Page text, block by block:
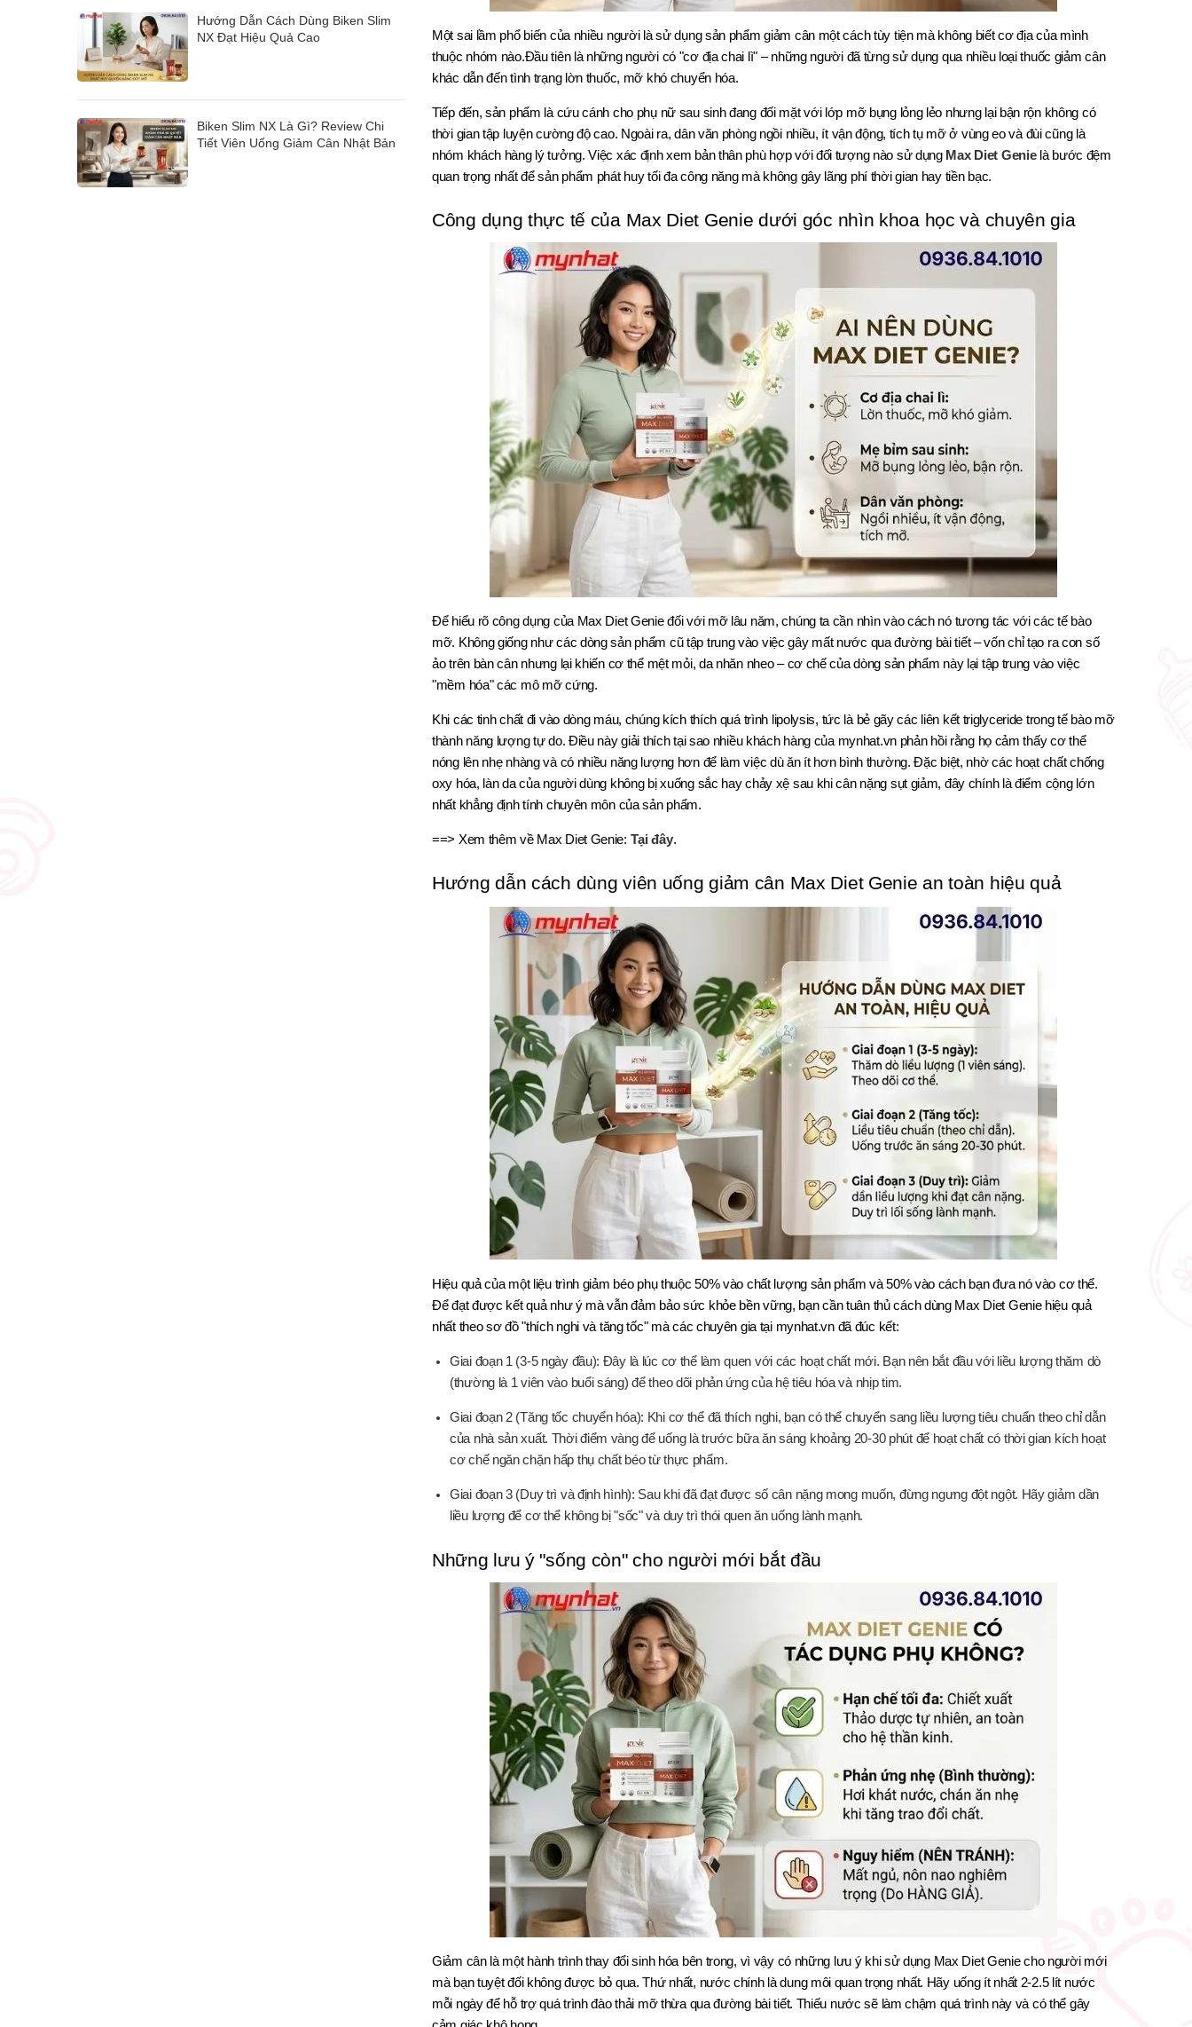
Một sai lầm phổ biến của nhiều người là sử dụng sản phẩm giảm cân một cách tùy tiện mà không biết cơ địa của mình
thuộc nhóm nào.Đầu tiên là những người có "cơ địa chai lì" – những người đã từng sử dụng qua nhiều loại thuốc giảm cân
khác dẫn đến tình trạng lờn thuốc, mỡ khó chuyển hóa.
Tiếp đến, sản phẩm là cứu cánh cho phụ nữ sau sinh đang đối mặt với lớp mỡ bụng lỏng lẻo nhưng lại bận rộn không có
thời gian tập luyện cường độ cao. Ngoài ra, dân văn phòng ngồi nhiều, ít vận động, tích tụ mỡ ở vùng eo và đùi cũng là
nhóm khách hàng lý tưởng. Việc xác định xem bản thân phù hợp với đối tượng nào sử dụng Max Diet Genielà bước đệm
quan trọng nhất để sản phẩm phát huy tối đa công năng mà không gây lãng phí thời gian hay tiền bạc.
Công dụng thực tế của Max Diet Genie dưới góc nhìn khoa học và chuyên gia
Để hiểu rõ công dụng của Max Diet Genie đối với mỡ lâu năm, chúng ta cần nhìn vào cách nó tương tác với các tế bào
mỡ. Không giống như các dòng sản phẩm cũ tập trung vào việc gây mất nước qua đường bài tiết – vốn chỉ tạo ra con số
ảo trên bàn cân nhưng lại khiến cơ thể mệt mỏi, da nhăn nheo – cơ chế của dòng sản phẩm này lại tập trung vào việc
"mềm hóa" các mô mỡ cứng.
Khi các tinh chất đi vào dòng máu, chúng kích thích quá trình lipolysis, tức là bẻ gãy các liên kết triglyceride trong tế bào mỡ
thành năng lượng tự do. Điều này giải thích tại sao nhiều khách hàng của mynhat.vn phản hồi rằng họ cảm thấy cơ thể
nóng lên nhẹ nhàng và có nhiều năng lượng hơn để làm việc dù ăn ít hơn bình thường. Đặc biệt, nhờ các hoạt chất chống
oxy hóa, làn da của người dùng không bị xuống sắc hay chảy xệ sau khi cân nặng sụt giảm, đây chính là điểm cộng lớn
nhất khẳng định tính chuyên môn của sản phẩm.
==> Xem thêm về Max Diet Genie: Tại đây.
Hướng dẫn cách dùng viên uống giảm cân Max Diet Genie an toàn hiệu quả
Hiệu quả của một liệu trình giảm béo phụ thuộc 50% vào chất lượng sản phẩm và 50% vào cách bạn đưa nó vào cơ thể.
Để đạt được kết quả như ý mà vẫn đảm bảo sức khỏe bền vững, bạn cần tuân thủ cách dùng Max Diet Genie hiệu quả
nhất theo sơ đồ "thích nghi và tăng tốc" mà các chuyên gia tại mynhat.vn đã đúc kết:
Giai đoạn 1 (3-5 ngày đầu): Đây là lúc cơ thể làm quen với các hoạt chất mới. Bạn nên bắt đầu với liều lượng thăm dò
(thường là 1 viên vào buổi sáng) để theo dõi phản ứng của hệ tiêu hóa và nhịp tim.
Giai đoạn 2 (Tăng tốc chuyển hóa): Khi cơ thể đã thích nghi, bạn có thể chuyển sang liều lượng tiêu chuẩn theo chỉ dẫn
của nhà sản xuất. Thời điểm vàng để uống là trước bữa ăn sáng khoảng 20-30 phút để hoạt chất có thời gian kích hoạt
cơ chế ngăn chặn hấp thụ chất béo từ thực phẩm.
Giai đoạn 3 (Duy trì và định hình): Sau khi đã đạt được số cân nặng mong muốn, đừng ngưng đột ngột. Hãy giảm dần
liều lượng để cơ thể không bị "sốc" và duy trì thói quen ăn uống lành mạnh.
Những lưu ý "sống còn" cho người mới bắt đầu
Giảm cân là một hành trình thay đổi sinh hóa bên trong, vì vậy có những lưu ý khi sử dụng Max Diet Genie cho người mới
mà bạn tuyệt đối không được bỏ qua. Thứ nhất, nước chính là dung môi quan trọng nhất. Hãy uống ít nhất 2-2.5 lít nước
mỗi ngày để hỗ trợ quá trình đào thải mỡ thừa qua đường bài tiết. Thiếu nước sẽ làm chậm quá trình này và có thể gây
Hướng Dẫn Cách Dùng Biken Slim
NX Đạt Hiệu Quả Cao
Biken Slim NX Là Gì? Review Chi
Tiết Viên Uống Giảm Cân Nhật Bản